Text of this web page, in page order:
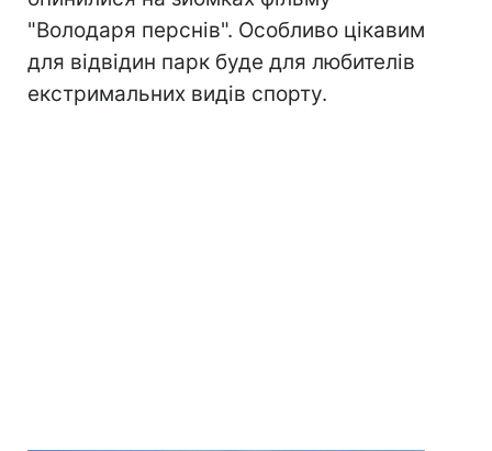
"Володаря перснів". Особливо цікавим
для відвідин парк буде для любителів
екстримальних видів спорту.